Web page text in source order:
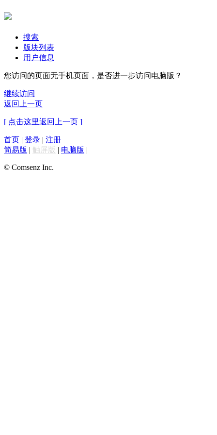
搜索
版块列表
用户信息
您访问的页面无手机页面，是否进一步访问电脑版？
继续访问
返回上一页
[ 点击这里返回上一页 ]
首页 | 登录 | 注册
简易版 | 触屏版 | 电脑版 |
© Comsenz Inc.